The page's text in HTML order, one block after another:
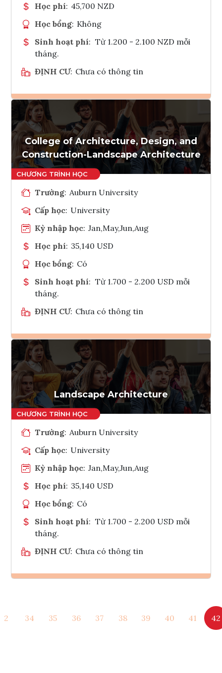
Học phí: 45,700 NZD
Học bổng: Không
Sinh hoạt phí: Từ 1.200 - 2.100 NZD mỗi
tháng.
ĐỊNH CƯ: Chưa có thông tin
Ghi danh
Tham vấn Interlink
College of Architecture, Design, and
Construction-Landscape Architecture
Trường: Auburn University
Cấp học: University
Kỳ nhập học: Jan,May,Jun,Aug
Học phí: 35,140 USD
Học bổng: Có
Sinh hoạt phí: Từ 1.700 - 2.200 USD mỗi
tháng.
ĐỊNH CƯ: Chưa có thông tin
Ghi danh
Tham vấn Interlink
Landscape Architecture
Trường: Auburn University
Cấp học: University
Kỳ nhập học: Jan,May,Jun,Aug
Học phí: 35,140 USD
Học bổng: Có
Sinh hoạt phí: Từ 1.700 - 2.200 USD mỗi
tháng.
ĐỊNH CƯ: Chưa có thông tin
Tham vấn Interlink
2 34 35 36 37 38 39 40 41 42